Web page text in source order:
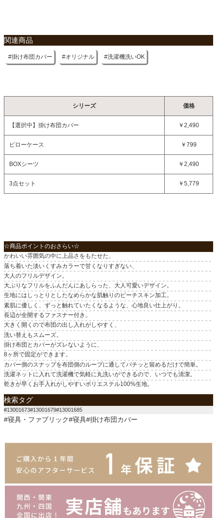
関連商品
掛け布団カバー オリジナル 洗濯機洗いOK
シリーズ 価格
【選択中】 掛け布団カバー ￥2,490
ピローケース ￥799
BOXシーツ ￥2,490
3点セット ￥5,779
☆商品ポイントのおさらい☆
かわいい雰囲気の中に上品さをもたせた、
落ち着いた淡いくすみカラーで甘くなりすぎない、
大人のフリルデザイン。
大ぶりなフリルをふんだんにあしらった、大人可愛いデザイン。
生地にはしっとりとしたなめらかな肌触りのピーチスキン加工。
素肌に優しく、ずっと触れていたくなるような、心地良い仕上がり。
長辺が全開するファスナー付き。
大きく開くので布団の出し入れがしやすく、
洗い替えもスムーズ。
掛け布団とカバーがズレないように、
8ヶ所で固定ができます。
カバー側のスナップを布団側のループに通してパチッと留めるだけで簡単。
洗濯ネットに入れて洗濯機で気軽に丸洗いができるので、いつでも清潔。
乾きが早くお手入れがしやすいポリエステル100%生地。
検索タグ
#13001673#13001679#13001685
#寝具・ファブリック#寝具#掛け布団カバー